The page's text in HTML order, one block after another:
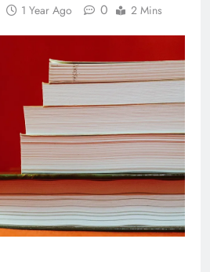
1 Year Ago 0 2 Mins